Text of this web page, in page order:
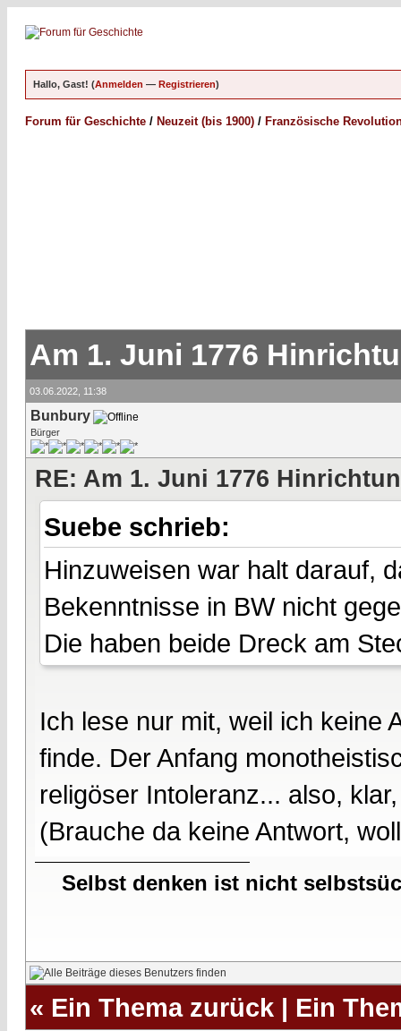
Hallo, Gast! (Anmelden — Registrieren)
Forum für Geschichte / Neuzeit (bis 1900) / Französische
Am 1. Juni 1776
03.06.2022, 11:38
Bunbury
Bürger
RE: Am 1. Juni 1776
Suebe schrieb:
Hinzuweisen war halt darauf,
Bekenntnisse in BW nicht
Die haben beide Dreck am
Ich lese nur mit, weil ich keine
finde. Der Anfang
religöser Intoleranz... also,
(Brauche da keine Antwort,
Selbst denken ist nicht
« Ein Thema zurück | Ein